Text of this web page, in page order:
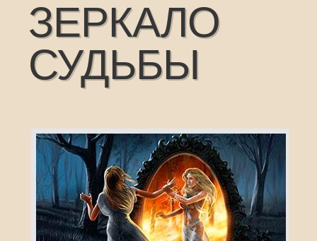
ЗЕРКАЛО
СУДЬБЫ